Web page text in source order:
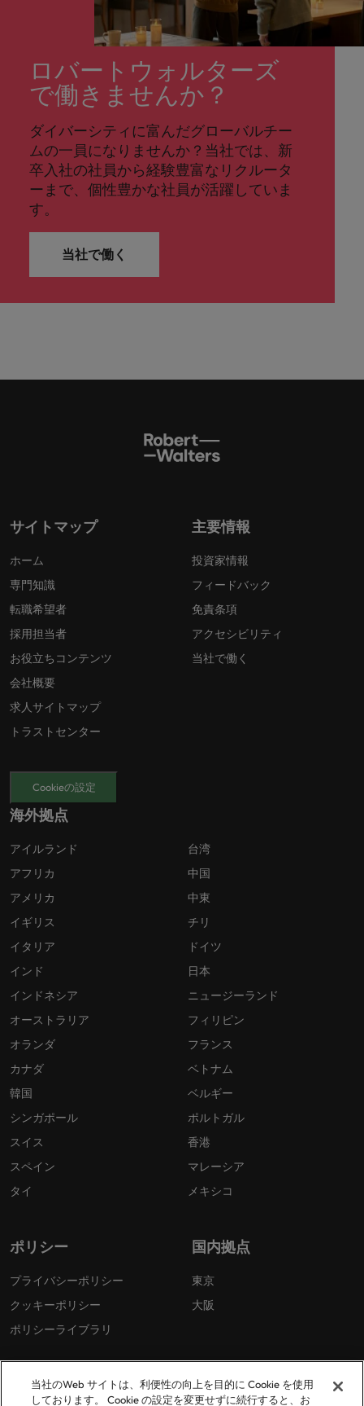
ロバートウォルターズ
で働きませんか？
ダイバーシティに富んだグローバルチー
ムの一員になりませんか？当社では、新
卒入社の社員から経験豊富なリクルータ
ーまで、個性豊かな社員が活躍していま
す。
当社で働く
サイトマップ
ホーム
専門知識
転職希望者
採用担当者
お役立ちコンテンツ
会社概要
求人サイトマップ
トラストセンター
主要情報
投資家情報
フィードバック
免責条項
アクセシビリティ
当社で働く
Cookieの設定
海外拠点
アイルランド
アフリカ
アメリカ
イギリス
イタリア
インド
インドネシア
オーストラリア
オランダ
カナダ
韓国
シンガポール
スイス
スペイン
タイ
台湾
中国
中東
チリ
ドイツ
日本
ニュージーランド
フィリピン
フランス
ベトナム
ベルギー
ポルトガル
香港
マレーシア
メキシコ
ポリシー
プライバシーポリシー
クッキーポリシー
ポリシーライブラリ
国内拠点
東京
大阪
当社のWeb サイトは、利便性の向上を目的に Cookie を使用
しております。 Cookie の設定を変更せずに続行すると、お